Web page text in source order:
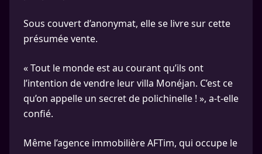
Sous couvert d’anonymat, elle se livre sur cette
présumée vente.
« Tout le monde est au courant qu’ils ont
l’intention de vendre leur villa Monéjan. C’est ce
qu’on appelle un secret de polichinelle ! », a-t-elle
confié.
Même l’agence immobilière AFTim, qui occupe le